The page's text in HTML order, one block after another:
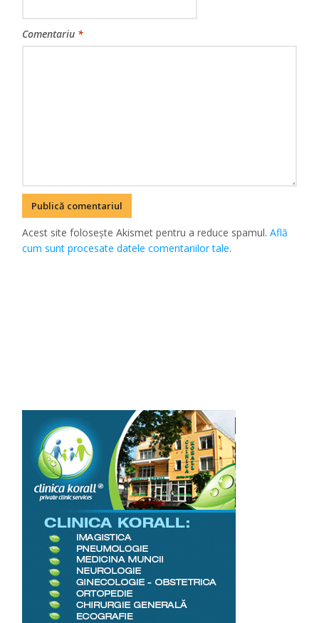
Comentariu *
Acest site folosește Akismet pentru a reduce spamul.Află
cum sunt procesate datele comentariilor tale.